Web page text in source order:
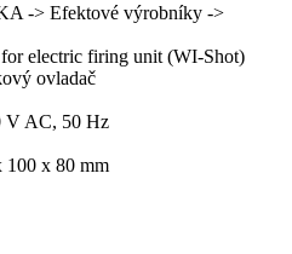
-> Efektové výrobníky ->
electric firing unit (WI-Shot)
ovladač
V AC, 50 Hz
100 x 80 mm